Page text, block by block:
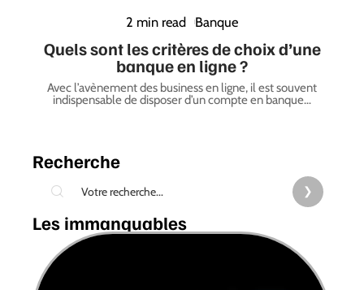
2 min read Banque
Quels sont les critères de choix d’une
banque en ligne ?
Avec l’avènement des business en ligne, il est souvent
indispensable de disposer d’un compte en banque…
Recherche
Les immanquables